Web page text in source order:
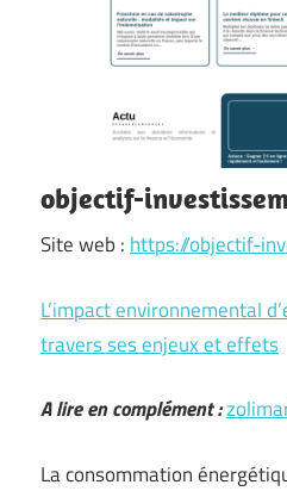
objectif-
Site web : https://objectif-
L’impact environnemental
travers ses enjeux et effets
A lire en complément :
La consommation